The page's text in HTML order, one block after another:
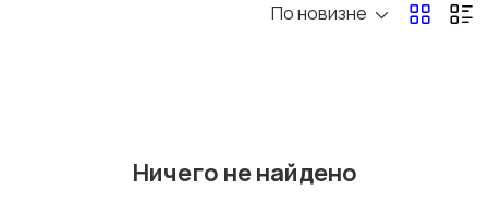
Материалы для
инструменты
По новизне
Ничего не найдено